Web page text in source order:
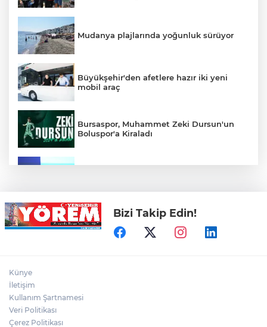
Mudanya plajlarında yoğunluk sürüyor
Büyükşehir'den afetlere hazır iki yeni
mobil araç
Bursaspor, Muhammet Zeki Dursun'un
Boluspor'a Kiraladı
Bursa'nın Temmuz ayı ihracatı 3 milyar
914 milyon dolara ulaştı
Bizi Takip Edin!
Künye
İletişim
Kullanım Şartnamesi
Veri Politikası
Çerez Politikası